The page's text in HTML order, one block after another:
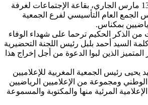
انعقد صباح يومه الأحد 13 مارس الجاري، بقاعة الإجتماعات لغرفة
الجمع العام التأسيسي لفرع الجمعية
بمكناس.
من الذكر الحكيم ترحما على شهداء الوفاء
كلمة السيد أحمد بلبل رئيس اللجنة التحضيرية
الذين لبوا الدعوة من أجل إخراج هذا
رئيس الجمعية المغربية للإعلاميين
ومجموعة من الإعلاميين الرياضيين
المرئية منها والمكتوبة والمسموعة